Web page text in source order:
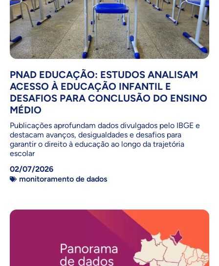
PNAD EDUCAÇÃO: ESTUDOS ANALISAM
ACESSO À EDUCAÇÃO INFANTIL E
DESAFIOS PARA CONCLUSÃO DO ENSINO
MÉDIO
Publicações aprofundam dados divulgados pelo IBGE e
destacam avanços, desigualdades e desafios para
garantir o direito à educação ao longo da trajetória
escolar
02/07/2026
monitoramento de dados